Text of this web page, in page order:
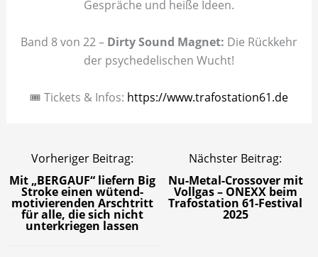
Gespräche und heiße Ideen.
Band 8 von 22 – Dirty Sound Magnet: Die Rückkehr
der psychedelischen Wucht!
🎟️ Tickets & Infos: https://www.trafostation61.de
Vorheriger Beitrag:
Mit „BERGAUF“ liefern Big
Stroke einen wütend-
motivierenden Arschtritt
für alle, die sich nicht
unterkriegen lassen
Nächster Beitrag:
Nu-Metal-Crossover mit
Vollgas – ONEXX beim
Trafostation 61-Festival
2025